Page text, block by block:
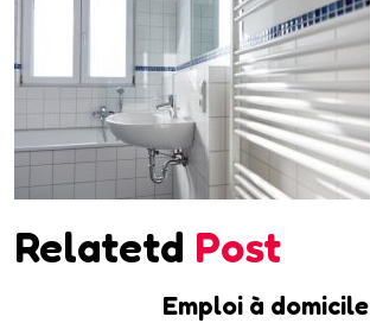
Relatetd Post
Emploi à domicile